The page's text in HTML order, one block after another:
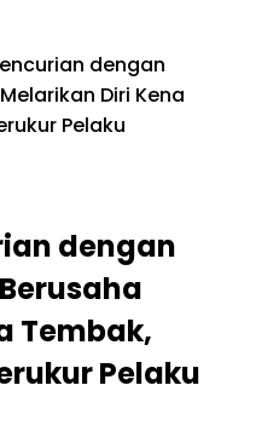
dengan
Diri Kena
Pelaku
dengan
Tembak,
Pelaku